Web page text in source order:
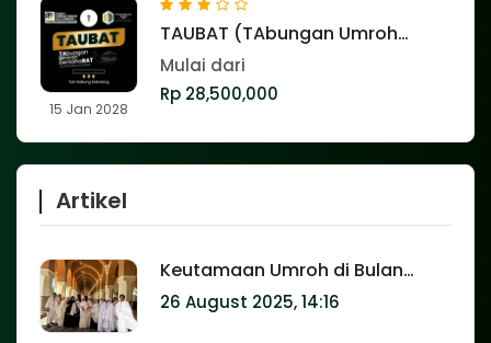
15 Jan 2028
TAUBAT (TAbungan Umroh
bersahaBAT)
Mulai dari
Rp 28,500,000
Artikel
Keutamaan Umroh di Bulan
Ramadhan: Pahala Setara Haji
26 August 2025, 14:16